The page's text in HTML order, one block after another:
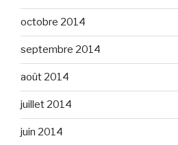
octobre 2014
septembre 2014
août 2014
juillet 2014
juin 2014